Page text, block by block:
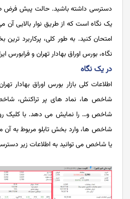
دسترسی داشته باشید. حالت پیش
یک نگاه است که از طریق نوار بالایی آن
امتحان کنید. به طور کلی، پرکاربرد
نگاه، بورس اوراق بهادار تهران و فرابورس
در یک نگاه
اطلاعات کلی بازار بورس اوراق بهادار
شاخص ها، نماد های پر تراکنش،
شاخص و… را نمایش می دهد. با کلیک
شاخص ها، وارد بخش تابلو مربوط به آن
یا شاخص می توانید به اطلاعات زیر